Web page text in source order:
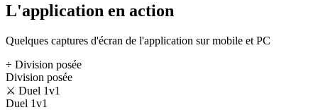
L'application en action
Quelques captures d'écran de l'application sur mobile et PC
÷ Division posée
Division posée
⚔️ Duel 1v1
Duel 1v1